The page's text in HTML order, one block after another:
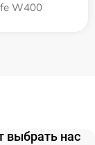
W400
выбрать нас